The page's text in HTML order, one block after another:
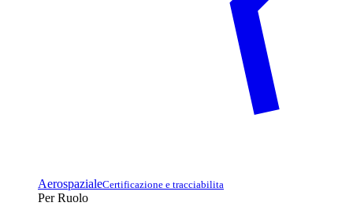
AerospazialeCertificazione e tracciabilita
Per Ruolo